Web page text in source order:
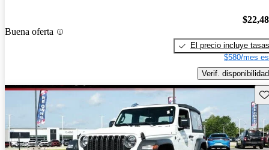
Buena oferta
El precio incluye tasas
$580/mes
Verif. disponibilidad